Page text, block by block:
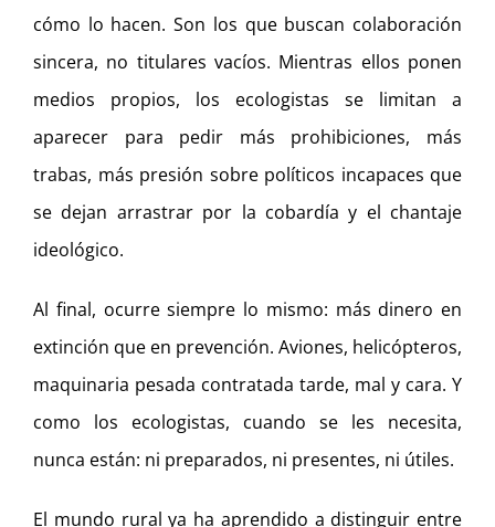
cómo lo hacen. Son los que buscan colaboración
sincera, no titulares vacíos. Mientras ellos ponen
medios propios, los ecologistas se limitan a
aparecer para pedir más prohibiciones, más
trabas, más presión sobre políticos incapaces que
se dejan arrastrar por la cobardía y el chantaje
ideológico.
Al final, ocurre siempre lo mismo: más dinero en
extinción que en prevención. Aviones, helicópteros,
maquinaria pesada contratada tarde, mal y cara. Y
como los ecologistas, cuando se les necesita,
nunca están: ni preparados, ni presentes, ni útiles.
El mundo rural ya ha aprendido a distinguir entre